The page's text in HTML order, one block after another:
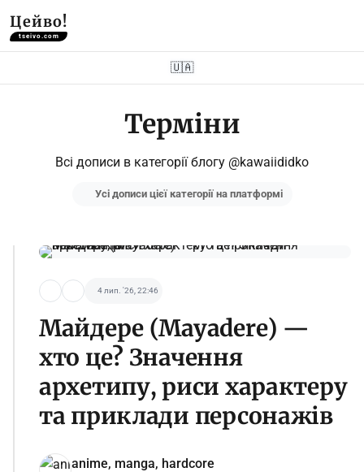
Цейво!
tseivo.com
🇺🇦
Терміни
Всі дописи в категорії блогу @kawaiididko
Усі дописи цієї категорії на платформі
4 лип. '26, 22:46
Майдере (Mayadere) —
хто це? Значення
архетипу, риси характеру
та приклади персонажів
anime, manga, hardcore